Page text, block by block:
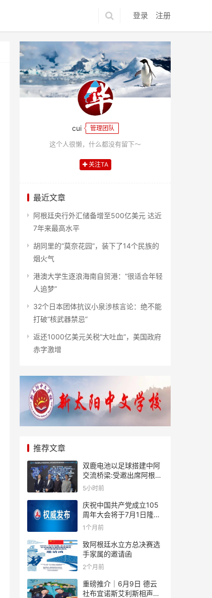
登录 注册
cui 管理团队
这个人很懒，什么都没有留下～
关注TA
最近文章
阿根廷央行外汇储备增至500亿美元 达近
7年来最高水平
胡同里的“莫奈花园”，装下了14个民族的
烟火气
港澳大学生逐浪海南自贸港：“很适合年轻
人追梦”
32个日本团体抗议小泉涉核言论：绝不能
打破“核武器禁忌”
返还1000亿美元关税“大吐血”，美国政府
赤字激增
推荐文章
双鹿电池以足球搭建中阿
交流桥梁:受邀出席阿根廷
足协赞助商招待会！
5小时前
庆祝中国共产党成立105
周年大会将于7月1日隆重
举行
1个月前
致阿根廷水立方总决赛选
手家属的邀请函
2个月前
重磅推介｜6月9日 德云
社布宜诺斯艾利斯相声专